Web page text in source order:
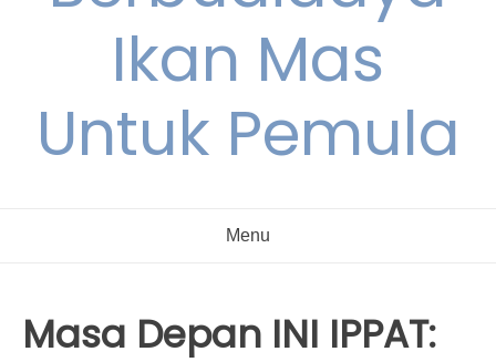
Ikan Mas
Untuk Pemula
Menu
Masa Depan INI IPPAT: